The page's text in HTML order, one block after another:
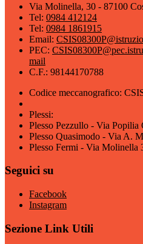
Via Molinella, 30 - 87100
Tel: 0984 412124
Tel: 0984 1861915
Email:
PEC:
mail
C.F.: 98144170788
Codice meccanografico:
Plessi:
Plesso Pezzullo - Via Popilia
Plesso Quasimodo - Via A.
Plesso Fermi - Via Molinella
Seguici su
Facebook
Instagram
Sezione Link Utili